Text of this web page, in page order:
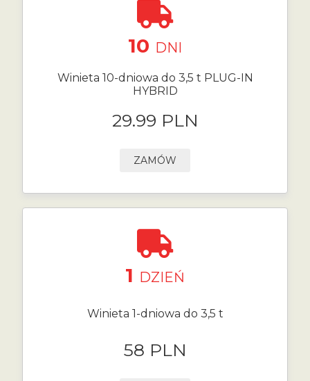
10 DNI
Winieta 10-dniowa do 3,5 t PLUG-IN
HYBRID
29.99 PLN
ZAMÓW
1 DZIEŃ
Winieta 1-dniowa do 3,5 t
58 PLN